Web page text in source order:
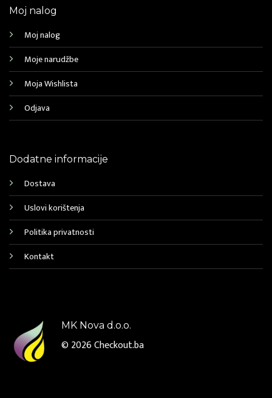
Moj nalog
Moj nalog
Moje narudžbe
Moja Wishlista
Odjava
Dodatne informacije
Dostava
Uslovi korištenja
Politika privatnosti
Kontakt
MK Nova d.o.o.
© 2026Checkout.ba